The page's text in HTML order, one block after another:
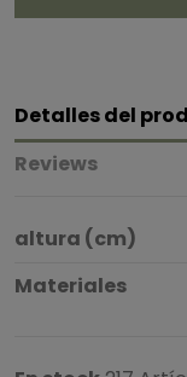
Detalles del
Reviews
altura (cm)
Materiales